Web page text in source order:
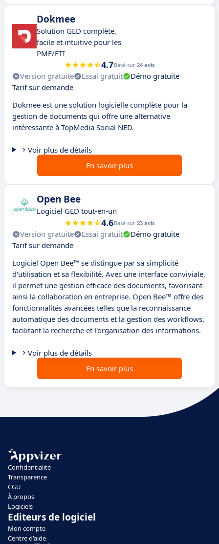
Dokmee
Solution GED complète,
facile et intuitive pour les
PME/ETI
4.7Basé sur 24 avis
Version gratuite Essai gratuit
Démo gratuite
Tarif sur demande
Dokmee est une solution logicielle complète pour la
gestion de documents qui offre une alternative
intéressante à TopMedia Social NED.
Voir plus de détails
En savoir plus
Open Bee
Logiciel GED tout-en-un
4.6Basé sur 23 avis
Version gratuite Essai gratuit
Démo gratuite
Tarif sur demande
Logiciel Open Bee™ se distingue par sa simplicité
d'utilisation et sa flexibilité. Avec une interface conviviale,
il permet une gestion efficace des documents, favorisant
ainsi la collaboration en entreprise. Open Bee™ offre des
fonctionnalités avancées telles que la reconnaissance
automatique des documents et la gestion des workflows,
facilitant la recherche et l'organisation des informations.
Voir plus de détails
En savoir plus
Confidentialité
Transparence
CGU
À propos
Logiciels
Editeurs de logiciel
Mon compte
Centre d'aide